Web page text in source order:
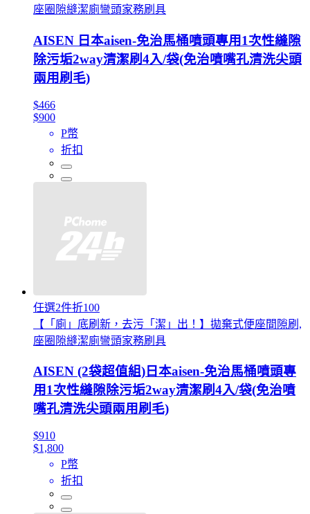
座圈隙縫潔廁彎頭家務刷具
AISEN 日本aisen-免治馬桶噴頭專用1次性縫隙
除污垢2way清潔刷4入/袋(免治噴嘴孔清洗尖頭
兩用刷毛)
$466
$900
P幣
折扣
任選2件折100
【「廁」底刷新，去污「潔」出！】拋棄式便座間隙刷,
座圈隙縫潔廁彎頭家務刷具
AISEN (2袋超值組)日本aisen-免治馬桶噴頭專
用1次性縫隙除污垢2way清潔刷4入/袋(免治噴
嘴孔清洗尖頭兩用刷毛)
$910
$1,800
P幣
折扣